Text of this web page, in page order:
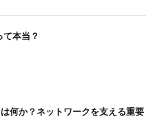
本当？
何か？ネットワークを支える重要